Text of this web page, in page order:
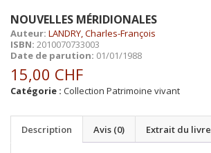
Auteur: LANDRY, Charles-François
ISBN: 2010070733003
Date de parution: 01/01/1988
NOUVELLES MÉRIDIONALES
15,00 CHF
Catégorie : Collection Patrimoine vivant
Description Avis (0) Extrait du livre